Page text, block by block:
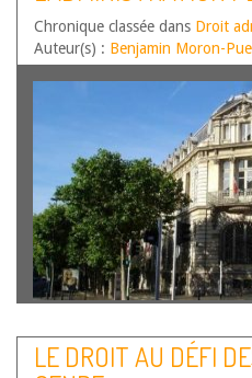
NOTE SOUS TA
NOV. 2021, N°2102482
Chronique classée dans Droit
Auteur(s) : Benjamin Moron-
collectivités territoriales de
et Benjamin Moron-puech,
LE DROIT AU DÉFI